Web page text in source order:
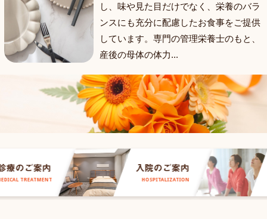
し、味や見た目だけでなく、栄養のバラ
ンスにも充分に配慮したお食事をご提供
しています。専門の管理栄養士のもと、
産後の母体の体力...
のご案内
TREATMENT
治療など産婦
ております。妊
入院のご案内
HOSPITALIZATION
出産という貴重な時間を、温かい雰囲気の中
で安心して過ごしていただけるよう、スタッ
フ一同サポートしていきます。
当クリニックでは、各種
ます。開催状況につきま
ュールカレンダーをご